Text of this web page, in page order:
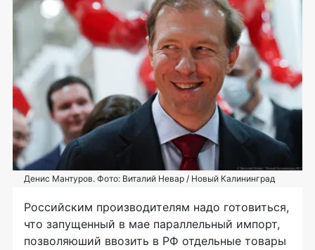
Денис Мантуров. Фото: Виталий Невар / Новый Калининград
Российским производителям надо готовиться,
что запущенный в мае параллельный импорт,
позволяюший ввозить в РФ отдельные товары